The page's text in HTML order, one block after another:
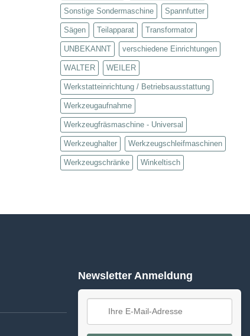
Sonstige Sondermaschine Spannfutter
Sägen Teilapparat Transformator
UNBEKANNT verschiedene Einrichtungen
WALTER WEILER
Werkstatteinrichtung / Betriebsausstattung
Werkzeugaufnahme
Werkzeugfräsmaschine - Universal
Werkzeughalter Werkzeugschleifmaschinen
Werkzeugschränke Winkeltisch
Newsletter Anmeldung